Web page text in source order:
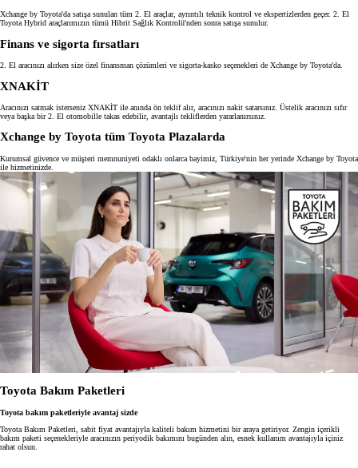
Xchange by Toyota'da satışa sunulan tüm 2. El araçlar, ayrıntılı teknik kontrol ve ekspertizlerden geçer. 2. El
Toyota Hybrid araçlarımızın tümü Hibrit Sağlık Kontrolü'nden sonra satışa sunulur.
Finans ve sigorta fırsatları
2. El aracınızı alırken size özel finansman çözümleri ve sigorta-kasko seçenekleri de Xchange by Toyota'da.
XNAKİT
Aracınızı satmak isterseniz XNAKİT ile anında ön teklif alır, aracınızı nakit satarsınız. Üstelik aracınızı sıfır
veya başka bir 2. El otomobille takas edebilir, avantajlı tekliflerden yararlanırsınız.
Xchange by Toyota tüm Toyota Plazalarda
Kurumsal güvence ve müşteri memnuniyeti odaklı onlarca bayimiz, Türkiye'nin her yerinde Xchange by Toyota
ile hizmetinizde.
Toyota Bakım Paketleri
Toyota bakım paketleriyle avantaj sizde
Toyota Bakım Paketleri, sabit fiyat avantajıyla kaliteli bakım hizmetini bir araya getiriyor. Zengin içerikli
bakım paketi seçenekleriyle aracınızın periyodik bakımını bugünden alın, esnek kullanım avantajıyla içiniz
rahat olsun.